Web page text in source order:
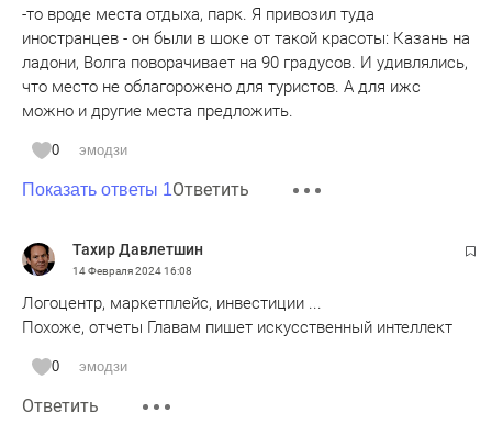
когда исторические объекты на горе Соколка находятся в
удручающем состоянии - там, к моему удивлению, бродят
иностранцы из западных стран.
Музей в Верхнем Услоне хороший, и даже видно что он
хорошо обслуживается и ремонтируется, но само старое
заброшенном кинотеатре, исчерпало все свои ресурсы.
Есть в Верхнем Услоне один заброшенный исторический
объект, который сам бы по себе генерировал большой
разрушенная часовня супруги "птенца гнезда Петрова"
Александра Меньщикова. Если кто не знает, важнейший
соратник Петра Первого был говоря современным
западную Сибирь. На своём пути в ссылку, проплывая
-то вроде места отдыха, парк. Я привозил туда
иностранцев - он были в шоке от такой красоты: Казань на
ладони, Волга поворачивает на 90 градусов. И удивлялись,
что место не облагорожено для туристов. А для ижс
можно и другие места предложить.
0 эмодзи
Показать ответы 1Ответить
Тахир Давлетшин
14 Февраля 202416:08
Логоцентр, маркетплейс, инвестиции ...
Похоже, отчеты Главам пишет искусственный интеллект
0 эмодзи
Ответить